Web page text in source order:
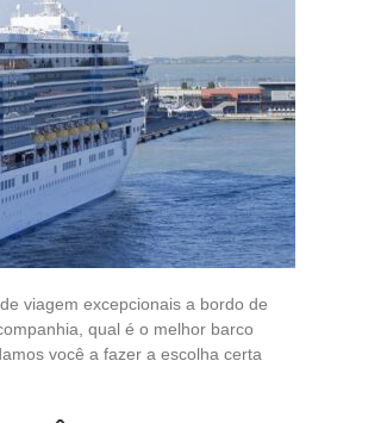
viagem excepcionais a bordo de
qual é o melhor barco
você a fazer a escolha certa